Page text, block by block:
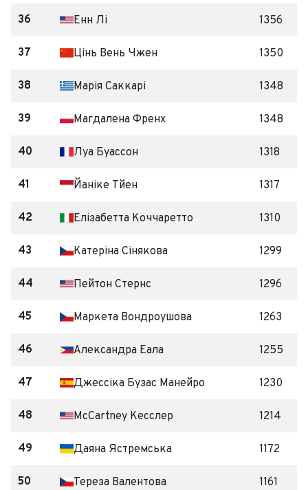
36 Енн Лі 1356
37 Цінь Вень Чжен 1350
38 Марія Саккарі 1348
39 Магдалена Френх 1348
40 Луа Буассон 1318
41 Йаніке Тйен 1317
42 Елізабетта Коччаретто 1310
43 Катеріна Сінякова 1299
44 Пейтон Стернс 1296
45 Маркета Вондроушова 1263
46 Александра Еала 1255
47 Джессіка Бузас Манейро 1230
48 McCartney Кесслер 1214
49 Даяна Ястремська 1172
50 Тереза Валентова 1161